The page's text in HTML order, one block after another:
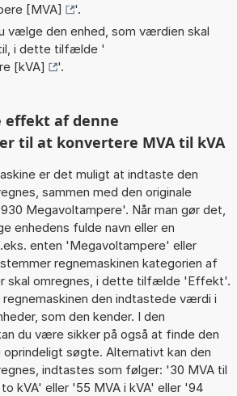
[MVA]
'.
vælge den enhed, som værdien skal
i dette tilfælde '
[kVA]
'.
effekt af denne
til at konvertere MVA til kVA
er det muligt at indtaste den
sammen med den originale
Megavoltampere'. Når man gør det,
enhedens fulde navn eller en
enten 'Megavoltampere' eller
regnemaskinen kategorien af
skal omregnes, i dette tilfælde 'Effekt'.
den indtastede værdi i
som den kender. I den
du være sikker på også at finde den
oprindeligt søgte. Alternativt kan den
indtastes som følger: '30 MVA til
kVA' eller '55 MVA i kVA' eller '94